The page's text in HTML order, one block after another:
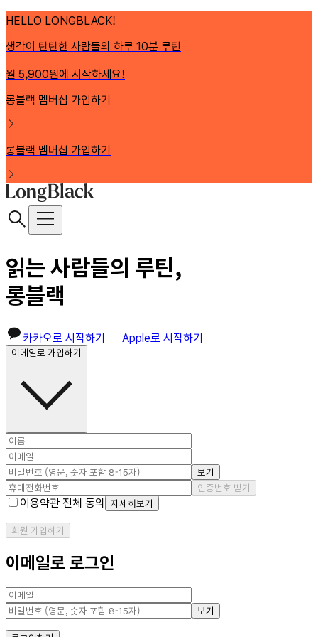
HELLO LONGBLACK!
생각이 탄탄한 사람들의 하루 10분 루틴
월 5,900원에 시작하세요!
롱블랙 멤버십 가입하기
롱블랙 멤버십 가입하기
읽는 사람들의 루틴,
롱블랙
카카오로 시작하기 Apple로 시작하기
이메일로 가입하기
보기
인증번호 받기
이용약관 전체 동의 자세히보기
회원 가입하기
이메일로 로그인
보기